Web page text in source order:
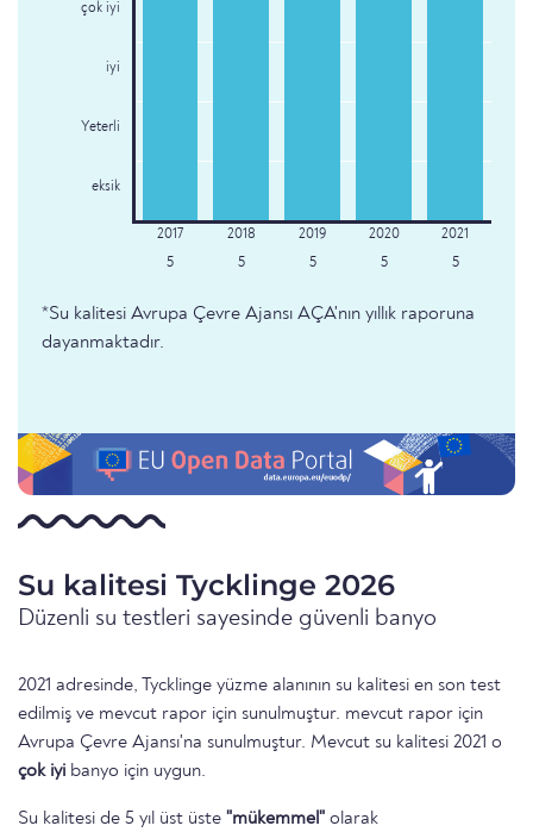
çok iyi
iyi
Yeterli
eksik
5 5 5 5 5
*Su kalitesi Avrupa Çevre Ajansı AÇA'nın yıllık raporuna
dayanmaktadır.
Su kalitesi Tycklinge 2026
Düzenli su testleri sayesinde güvenli banyo
2021 adresinde, Tycklinge yüzme alanının su kalitesi en son test
edilmiş ve mevcut rapor için sunulmuştur. mevcut rapor için
Avrupa Çevre Ajansı'na sunulmuştur. Mevcut su kalitesi 2021 o
çok iyi banyo için uygun.
Su kalitesi de 5 yıl üst üste "mükemmel" olarak